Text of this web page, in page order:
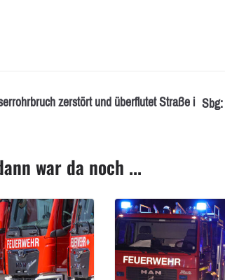
zerstört und überflutet Straße i
war da noch ...